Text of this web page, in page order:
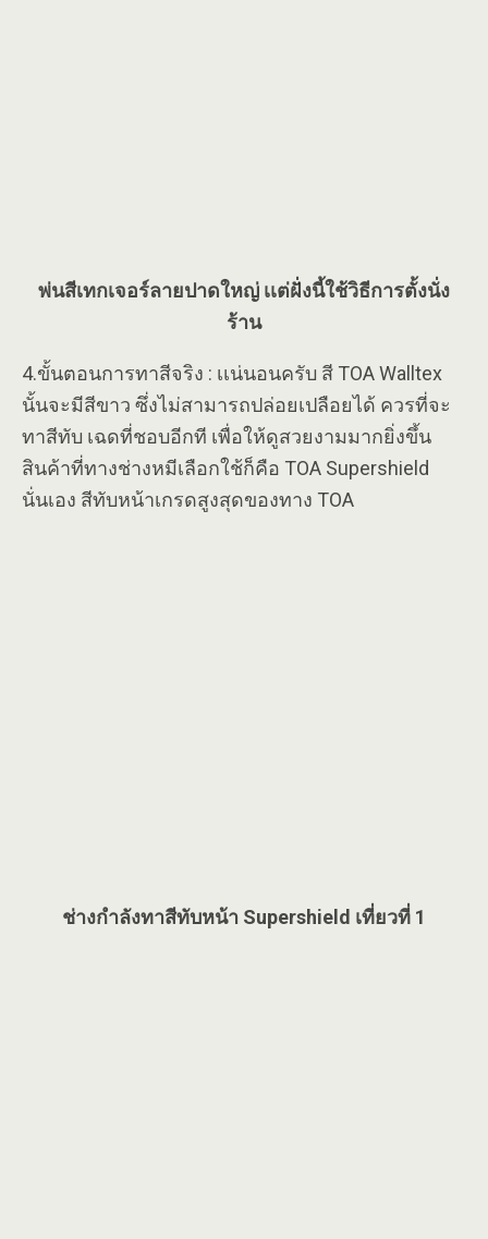
พ่นสีเทกเจอร์ลายปาดใหญ่ เเต่ฝั่งนี้ใช้วิธีการตั้งนั่ง
ร้าน
4.ขั้นตอนการทาสีจริง : เเน่นอนครับ สี TOA Walltex
นั้นจะมีสีขาว ซึ่งไม่สามารถปล่อยเปลือยได้ ควรที่จะ
ทาสีทับ เฉดที่ชอบอีกที เพื่อให้ดูสวยงามมากยิ่งขึ้น
สินค้าที่ทางช่างหมีเลือกใช้ก็คือ TOA Supershield
นั่นเอง สีทับหน้าเกรดสูงสุดของทาง TOA
ช่างกำลังทาสีทับหน้า Supershield เที่ยวที่ 1